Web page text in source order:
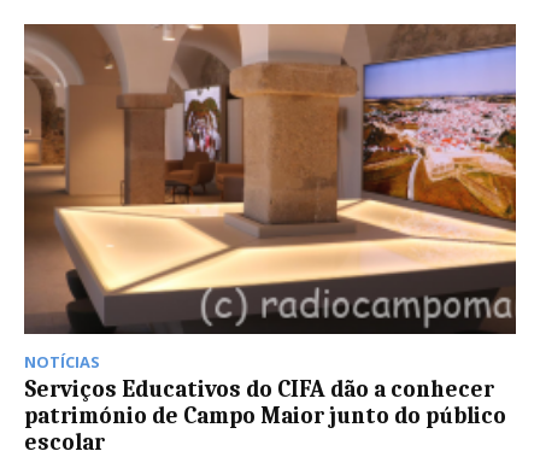
NOTÍCIAS
Serviços Educativos do CIFA dão a conhecer
património de Campo Maior junto do público
escolar